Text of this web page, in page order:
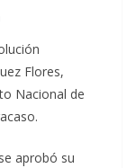
Flores,
Nacional de
aprobó su